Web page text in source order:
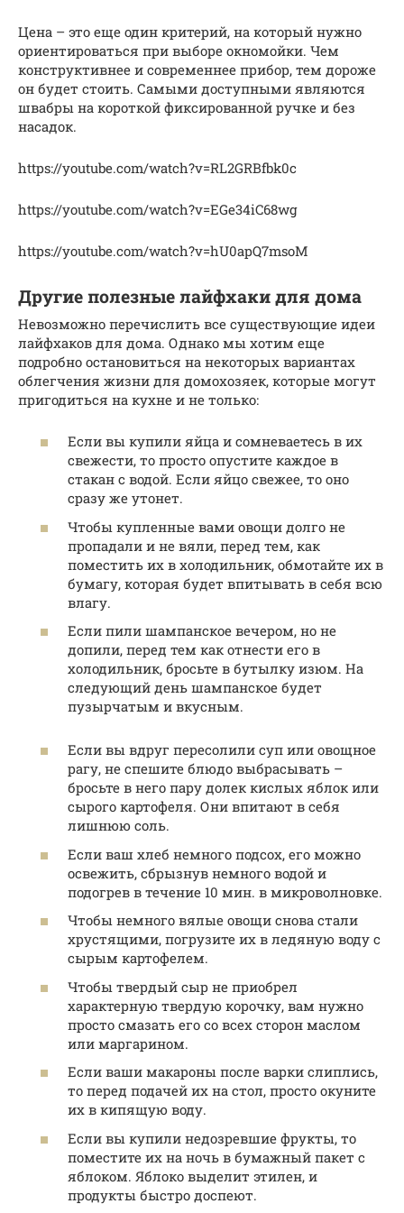
Цена – это еще один критерий, на который нужно
ориентироваться при выборе окномойки. Чем
конструктивнее и современнее прибор, тем дороже
он будет стоить. Самыми доступными являются
швабры на короткой фиксированной ручке и без
насадок.
https://youtube.com/watch?v=RL2GRBfbk0c
https://youtube.com/watch?v=EGe34iC68wg
https://youtube.com/watch?v=hU0apQ7msoM
Другие полезные лайфхаки для дома
Невозможно перечислить все существующие идеи
лайфхаков для дома. Однако мы хотим еще
подробно остановиться на некоторых вариантах
облегчения жизни для домохозяек, которые могут
пригодиться на кухне и не только:
Если вы купили яйца и сомневаетесь в их
свежести, то просто опустите каждое в
стакан с водой. Если яйцо свежее, то оно
сразу же утонет.
Чтобы купленные вами овощи долго не
пропадали и не вяли, перед тем, как
поместить их в холодильник, обмотайте их в
бумагу, которая будет впитывать в себя всю
влагу.
Если пили шампанское вечером, но не
допили, перед тем как отнести его в
холодильник, бросьте в бутылку изюм. На
следующий день шампанское будет
пузырчатым и вкусным.
Если вы вдруг пересолили суп или овощное
рагу, не спешите блюдо выбрасывать –
бросьте в него пару долек кислых яблок или
сырого картофеля. Они впитают в себя
лишнюю соль.
Если ваш хлеб немного подсох, его можно
освежить, сбрызнув немного водой и
подогрев в течение 10 мин. в микроволновке.
Чтобы немного вялые овощи снова стали
хрустящими, погрузите их в ледяную воду с
сырым картофелем.
Чтобы твердый сыр не приобрел
характерную твердую корочку, вам нужно
просто смазать его со всех сторон маслом
или маргарином.
Если ваши макароны после варки слиплись,
то перед подачей их на стол, просто окуните
их в кипящую воду.
Если вы купили недозревшие фрукты, то
поместите их на ночь в бумажный пакет с
яблоком. Яблоко выделит этилен, и
продукты быстро доспеют.